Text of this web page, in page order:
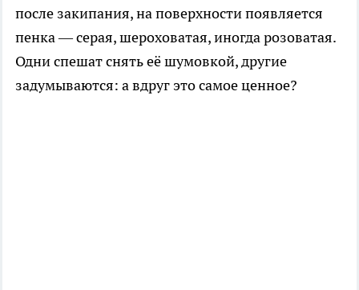
после закипания, на поверхности появляется
пенка — серая, шероховатая, иногда розоватая.
Одни спешат снять её шумовкой, другие
задумываются: а вдруг это самое ценное?